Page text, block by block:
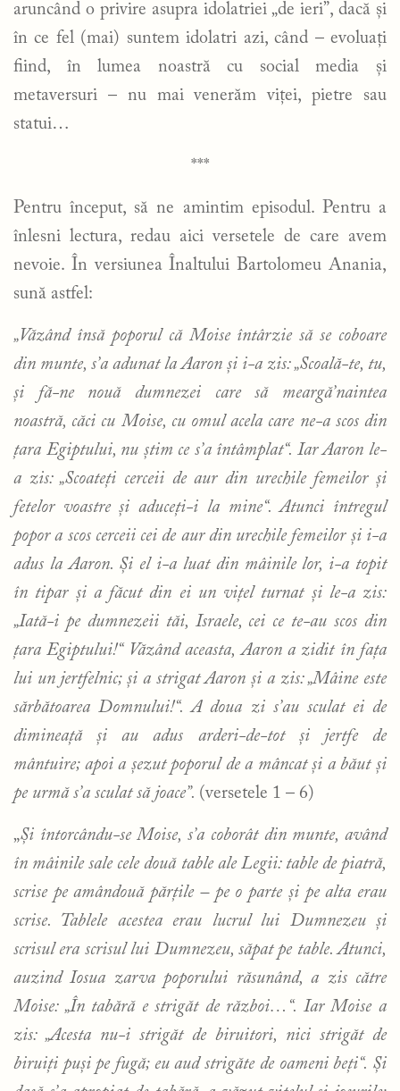
aruncând o privire asupra idolatriei „de ieri”, dacă și
în ce fel (mai) suntem idolatri azi, când – evoluați
fiind, în lumea noastră cu social media și
metaversuri – nu mai venerăm viței, pietre sau
statui…
***
Pentru început, să ne amintim episodul. Pentru a
înlesni lectura, redau aici versetele de care avem
nevoie. În versiunea Înaltului Bartolomeu Anania,
sună astfel:
„Văzând însă poporul că Moise întârzie să se coboare
din munte, s’a adunat la Aaron și i-a zis: „Scoală-te, tu,
și fă-ne nouă dumnezei care să meargă’naintea
noastră, căci cu Moise, cu omul acela care ne-a scos din
țara Egiptului, nu știm ce s’a întâmplat“. Iar Aaron le-
a zis: „Scoateți cerceii de aur din urechile femeilor și
fetelor voastre și aduceți-i la mine“. Atunci întregul
popor a scos cerceii cei de aur din urechile femeilor și i-a
adus la Aaron. Și el i-a luat din mâinile lor, i-a topit
în tipar și a făcut din ei un vițel turnat și le-a zis:
„Iată-i pe dumnezeii tăi, Israele, cei ce te-au scos din
țara Egiptului!“ Văzând aceasta, Aaron a zidit în fața
lui un jertfelnic; și a strigat Aaron și a zis: „Mâine este
sărbătoarea Domnului!“. A doua zi s’au sculat ei de
dimineață și au adus arderi-de-tot și jertfe de
mântuire; apoi a șezut poporul de a mâncat și a băut și
pe urmă s’a sculat să joace”. (versetele 1 – 6)
„Și întorcându-se Moise, s’a coborât din munte, având
în mâinile sale cele două table ale Legii: table de piatră,
scrise pe amândouă părțile – pe o parte și pe alta erau
scrise. Tablele acestea erau lucrul lui Dumnezeu și
scrisul era scrisul lui Dumnezeu, săpat pe table. Atunci,
auzind Iosua zarva poporului răsunând, a zis către
Moise: „În tabără e strigăt de război…“. Iar Moise a
zis: „Acesta nu-i strigăt de biruitori, nici strigăt de
biruiți puși pe fugă; eu aud strigăte de oameni beți“. Și